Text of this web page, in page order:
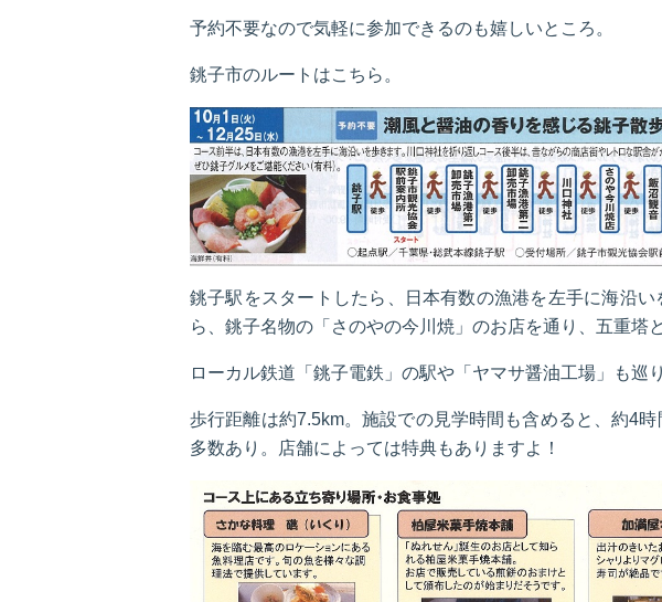
予約不要なので気軽に参加できるのも嬉しいところ。
銚子市のルートはこちら。
銚子駅をスタートしたら、日本有数の漁港を左手に海沿
ら、銚子名物の「さのやの今川焼」のお店を通り、五重塔
ローカル鉄道「銚子電鉄」の駅や「ヤマサ醤油工場」も巡
歩行距離は約7.5km。施設での見学時間も含めると、約4
多数あり。店舗によっては特典もありますよ！